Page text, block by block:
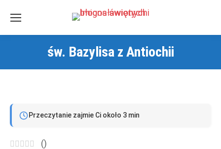
św. Bazylisa z Antiochii
Jesteś tutaj:
Przeczytanie zajmie Ci około 3 min
()